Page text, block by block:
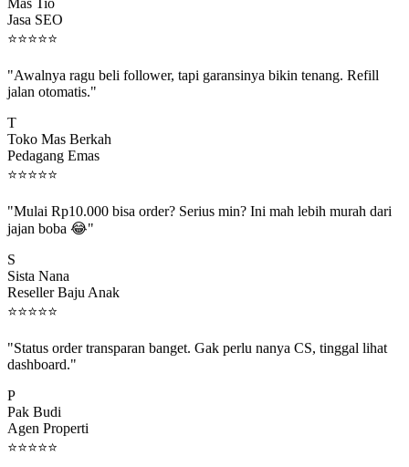
Jasa SEO
⭐⭐⭐⭐⭐
jalan otomatis."
Toko Mas Berkah
Pedagang Emas
⭐⭐⭐⭐⭐
jajan boba 😂"
Sista Nana
Reseller Baju Anak
⭐⭐⭐⭐⭐
dashboard."
Pak Budi
Agen Properti
⭐⭐⭐⭐⭐